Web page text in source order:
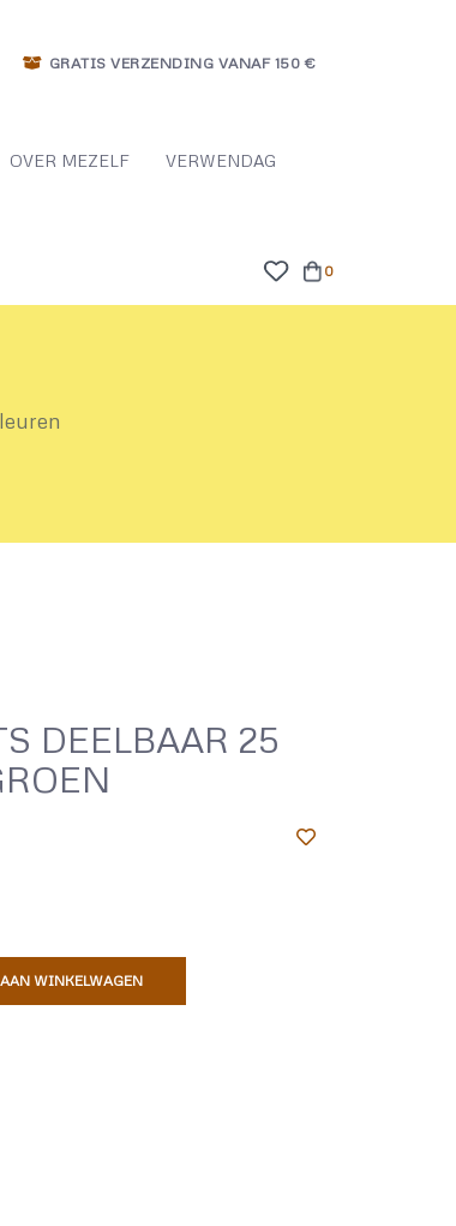
GRATIS VERZENDING VANAF 150 €
OVER MEZELF VERWENDAG
0
DEELBAAR 25
WINKELWAGEN